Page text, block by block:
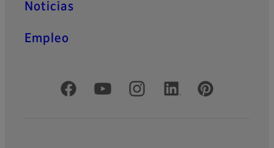
Noticias
Empleo
Redes sociales oficiales